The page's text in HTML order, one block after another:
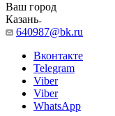
Ваш город
Казань
640987@bk.ru
Вконтакте
Telegram
Viber
Viber
WhatsApp